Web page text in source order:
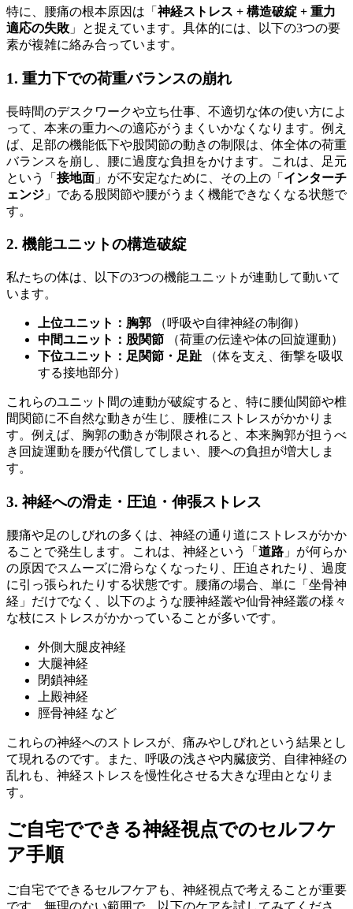
特に、腰痛の根本原因は「神経ストレス + 構造破綻 + 重力
適応の失敗 」と捉えています。具体的には、以下の3つの要
素が複雑に絡み合っています。
1. 重力下での荷重バランスの崩れ
長時間のデスクワークや立ち仕事、不適切な体の使い方によ
って、本来の重力への適応がうまくいかなくなります。例え
ば、足部の機能低下や股関節の動きの制限は、体全体の荷重
バランスを崩し、腰に過度な負担をかけます。これは、足元
という「 接地面 」が不安定なために、その上の「 インターチ
ェンジ 」である股関節や腰がうまく機能できなくなる状態で
す。
2. 機能ユニットの構造破綻
私たちの体は、以下の3つの機能ユニットが連動して動いて
います。
上位ユニット：胸郭 （呼吸や自律神経の制御）
中間ユニット：股関節 （荷重の伝達や体の回旋運動）
下位ユニット：足関節・足趾 （体を支え、衝撃を吸収
する接地部分）
これらのユニット間の連動が破綻すると、特に腰仙関節や椎
間関節に不自然な動きが生じ、腰椎にストレスがかかりま
す。例えば、胸郭の動きが制限されると、本来胸郭が担うべ
き回旋運動を腰が代償してしまい、腰への負担が増大しま
す。
3. 神経への滑走・圧迫・伸張ストレス
腰痛や足のしびれの多くは、神経の通り道にストレスがかか
ることで発生します。これは、神経という「 道路 」が何らか
の原因でスムーズに滑らなくなったり、圧迫されたり、過度
に引っ張られたりする状態です。腰痛の場合、単に「坐骨神
経」だけでなく、以下のような腰神経叢や仙骨神経叢の様々
な枝にストレスがかかっていることが多いです。
外側大腿皮神経
大腿神経
閉鎖神経
上殿神経
脛骨神経 など
これらの神経へのストレスが、痛みやしびれという結果とし
て現れるのです。また、呼吸の浅さや内臓疲労、自律神経の
乱れも、神経ストレスを慢性化させる大きな理由となりま
す。
ご自宅でできる神経視点でのセルフケ
ア手順
ご自宅でできるセルフケアも、神経視点で考えることが重要